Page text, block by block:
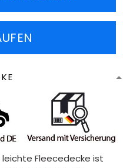
Fleecedecke ist